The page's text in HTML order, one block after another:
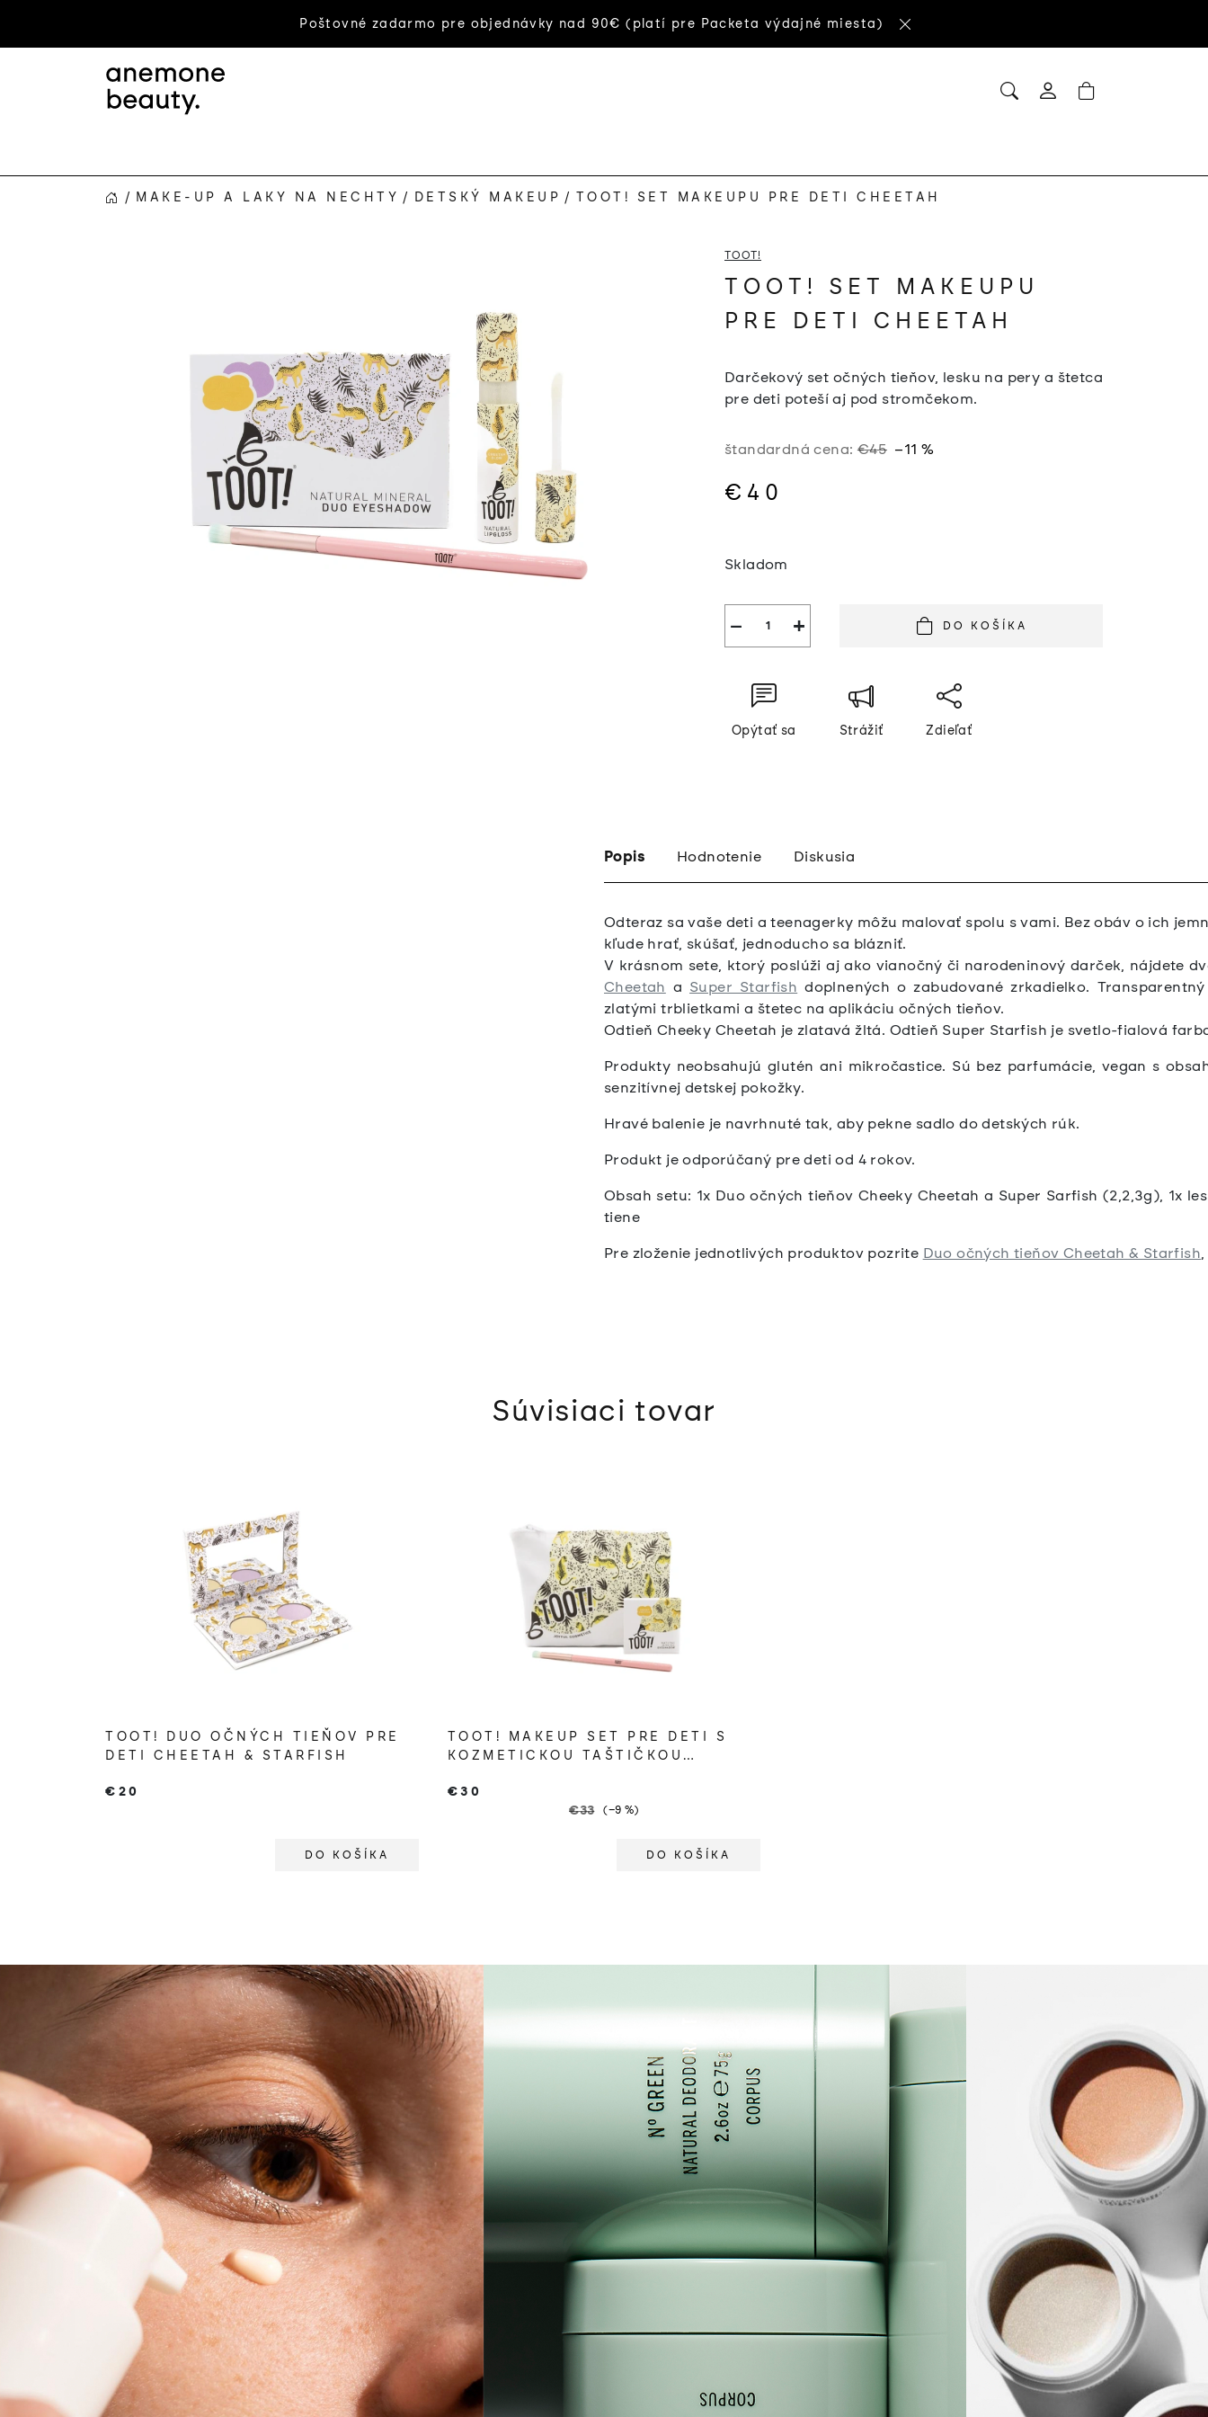
obsah
Poštovné zadarmo pre objednávky nad 90€ (platí pre Packeta výdajné miesta)
HĽADAŤNÁKUPNÝ
DOMOV
/ MAKE-UP A LAKY NA NECHTY / DETSKÝ MAKEUP / TOOT! SET MAKEUPU PRE DETI CHEETAH
TOOT!
TOOT! SET MAKEUPU
PRE DETI CHEETAH
Darčekový set očných tieňov, lesku na pery a štetca
pre deti poteší aj pod stromčekom.
štandardná cena: €45 –11 %
€40
cena:
Skladom
+
− DO KOŠÍKA
Opýtať sa Strážiť Zdieľať
Popis Hodnotenie Diskusia
Odteraz sa vaše deti a teenagerky môžu malovať spolu s vami. Bez obáv o ich
kľude hrať, skúšať, jednoducho sa blázniť.
V krásnom sete, ktorý poslúži aj ako vianočný či narodeninový darček, nájdete
Cheetah a Super Starfish doplnených o zabudované zrkadielko.
zlatými trblietkami a štetec na aplikáciu očných tieňov.
Odtieň Cheeky Cheetah je zlatavá žltá. Odtieň Super Starfish je svetlo-fialová
Produkty neobsahujú glutén ani mikročastice. Sú bez parfumácie, vegan s
senzitívnej detskej pokožky.
Hravé balenie je navrhnuté tak, aby pekne sadlo do detských rúk.
Produkt je odporúčaný pre deti od 4 rokov.
Obsah setu: 1x Duo očných tieňov Cheeky Cheetah a Super Sarfish (2,2,3g), 1x
tiene
Pre zloženie jednotlivých produktov pozrite Duo očných tieňov Cheetah & Starfish
Súvisiaci tovar
TOOT! DUO OČNÝCH TIEŇOV PRE
DETI CHEETAH & STARFISH
€20
DO KOŠÍKA
TOOT! MAKEUP SET PRE DETI S
KOZMETICKOU TAŠTIČKOU
€30
€33
(–9 %)
DO KOŠÍKA